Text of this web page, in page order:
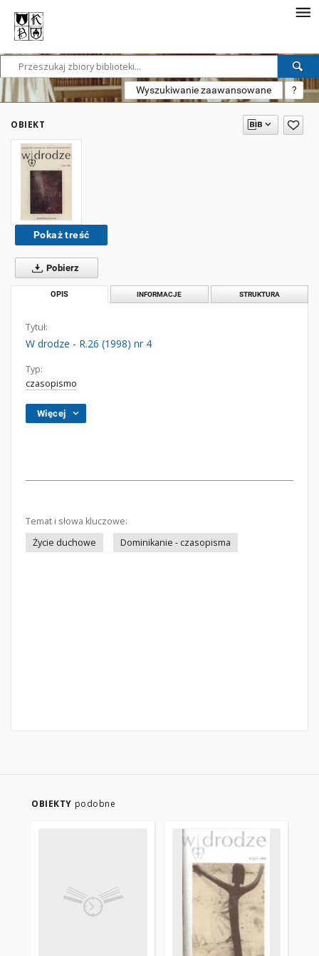
Wyszukiwanie zaawansowane ?
OBIEKT
Pokaż treść
Pobierz
OPIS INFORMACJE STRUKTURA
Tytuł:
W drodze - R.26 (1998) nr 4
Typ:
czasopismo
Więcej
Temat i słowa kluczowe:
Życie duchowe
Dominikanie - czasopisma
OBIEKTY podobne